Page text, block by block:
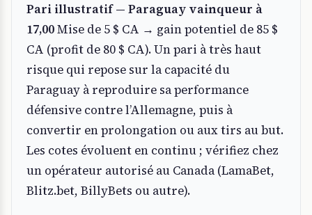
Pari illustratif — Paraguay vainqueur à
17,00Mise de 5 $ CA → gain potentiel de 85 $
CA (profit de 80 $ CA). Un pari à très haut
risque qui repose sur la capacité du
Paraguay à reproduire sa performance
défensive contre l’Allemagne, puis à
convertir en prolongation ou aux tirs au but.
Les cotes évoluent en continu ; vérifiez chez
un opérateur autorisé au Canada (LamaBet,
Blitz.bet, BillyBets ou autre).